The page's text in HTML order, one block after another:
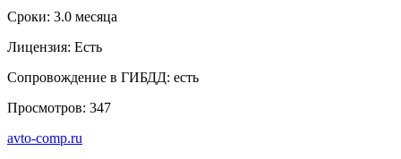
Сроки: 3.0 месяца
Лицензия: Есть
Сопровождение в ГИБДД: есть
Просмотров: 347
avto-comp.ru